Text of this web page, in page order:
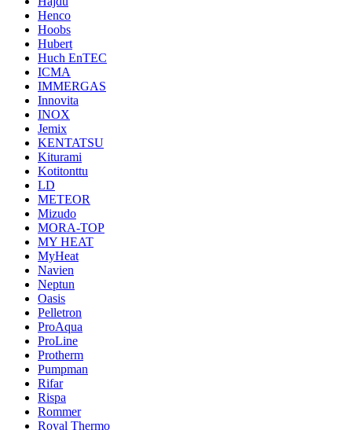
Henco
Hoobs
Hubert
Huch EnTEC
ICMA
IMMERGAS
Innovita
INOX
Jemix
KENTATSU
Kiturami
Kotitonttu
LD
METEOR
Mizudo
MORA-TOP
MY HEAT
MyHeat
Navien
Neptun
Oasis
Pelletron
ProAqua
ProLine
Protherm
Pumpman
Rifar
Rispa
Rommer
Royal Thermo